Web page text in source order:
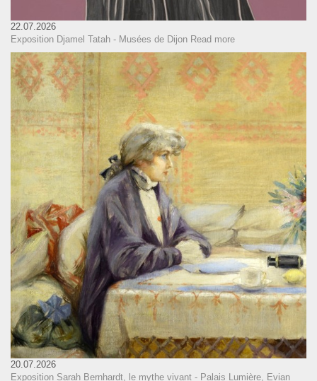
22.07.2026
Exposition Djamel Tatah - Musées de Dijon Read more
20.07.2026
Exposition Sarah Bernhardt, le mythe vivant - Palais Lumière, Evian